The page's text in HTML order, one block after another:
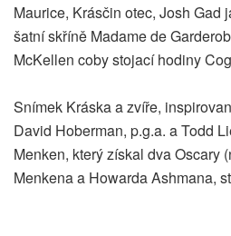
Maurice, Krásčin otec, Josh
šatní skříně Madame de
McKellen coby stojací hodiny
Snímek Kráska a zvíře,
David Hoberman, p.g.a. a Todd
Menken, který získal dva Oscary
Menkena a Howarda Ashmana,